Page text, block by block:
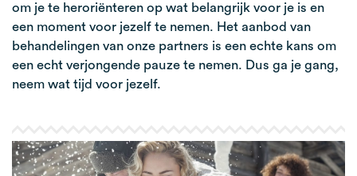
om je te heroriënteren op wat belangrijk voor je is en
een moment voor jezelf te nemen. Het aanbod van
behandelingen van onze partners is een echte kans om
een echt verjongende pauze te nemen. Dus ga je gang,
neem wat tijd voor jezelf.